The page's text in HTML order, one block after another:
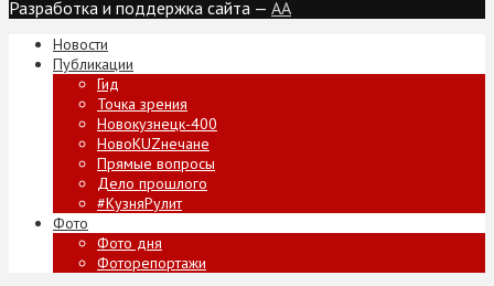
Разработка и поддержка сайта — AA
Новости
Публикации
Гид
Точка зрения
Новокузнецк-400
НовоKUZнечане
Прямые вопросы
Дело прошлого
#КузняРулит
Фото
Фото дня
Фоторепортажи